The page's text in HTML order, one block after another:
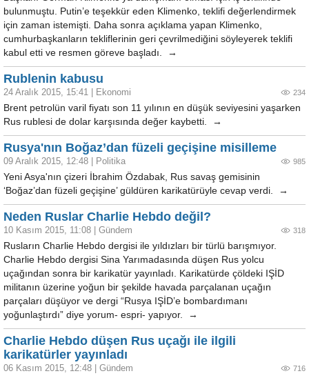
bulunmuştu. Putin’e teşekkür eden Klimenko, teklifi değerlendirmek
için zaman istemişti. Daha sonra açıklama yapan Klimenko,
cumhurbaşkanların tekliflerinin geri çevrilmediğini söyleyerek teklifi
kabul etti ve resmen göreve başladı. →
Rublenin kabusu
24 Aralık 2015, 15:41 Ekonomi 234
Brent petrolün varil fiyatı son 11 yılının en düşük seviyesini yaşarken
Rus rublesi de dolar karşısında değer kaybetti. →
Rusya'nın Boğaz’dan füzeli geçişine misilleme
09 Aralık 2015, 12:48 Politika 985
Yeni Asya'nın çizeri İbrahim Özdabak, Rus savaş gemisinin
‘Boğaz’dan füzeli geçişine’ güldüren karikatürüyle cevap verdi. →
Neden Ruslar Charlie Hebdo değil?
10 Kasım 2015, 11:08 Gündem 318
Rusların Charlie Hebdo dergisi ile yıldızları bir türlü barışmıyor.
Charlie Hebdo dergisi Sina Yarımadasında düşen Rus yolcu
uçağından sonra bir karikatür yayınladı. Karikatürde çöldeki IŞİD
militanın üzerine yoğun bir şekilde havada parçalanan uçağın
parçaları düşüyor ve dergi “Rusya IŞİD’e bombardımanı
yoğunlaştırdı” diye yorum- espri- yapıyor. →
Charlie Hebdo düşen Rus uçağı ile ilgili
karikatürler yayınladı
06 Kasım 2015, 12:48 Gündem 716